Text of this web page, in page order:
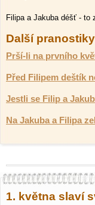
Filipa a Jakuba déšť - to
Další
Prší-li na prvního
Před Filipem deštík
Jestli se Filip a
Na Jakuba a Filipa
1. května slaví